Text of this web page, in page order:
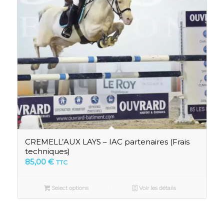
CREMELL’AUX LAYS – IAC partenaires (Frais
techniques)
85,00 € TTC
Select options Voir les détails